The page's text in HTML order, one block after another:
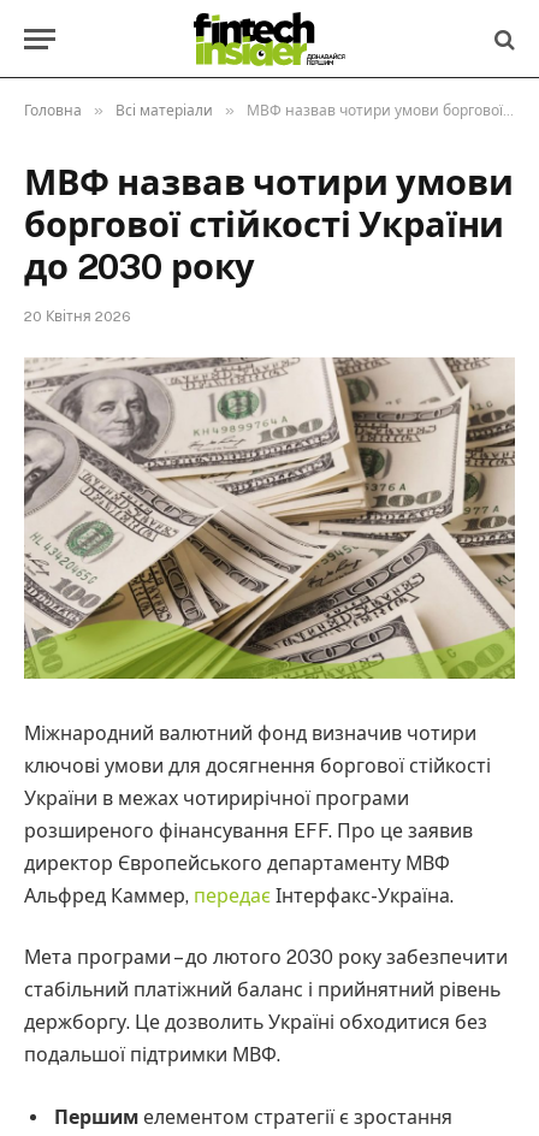
Головна » Всі матеріали » МВФ назвав чотири умови боргової стійкості України до 2030 року
МВФ назвав чотири умови
боргової стійкості України
до 2030 року
20 Квітня 2026
Міжнародний валютний фонд визначив чотири
ключові умови для досягнення боргової стійкості
України в межах чотирирічної програми
розширеного фінансування EFF. Про це заявив
директор Європейського департаменту МВФ
Альфред Каммер, передає Інтерфакс-Україна.
Мета програми – до лютого 2030 року забезпечити
стабільний платіжний баланс і прийнятний рівень
держборгу. Це дозволить Україні обходитися без
подальшої підтримки МВФ.
Першим елементом стратегії є зростання